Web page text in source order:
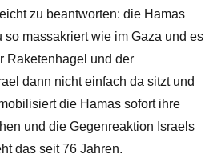
zu beantworten: die Hamas
so massakriert wie im Gaza und es
Raketenhagel und der
dann nicht einfach da sitzt und
die Hamas sofort ihre
und die Gegenreaktion Israels
das seit 76 Jahren.